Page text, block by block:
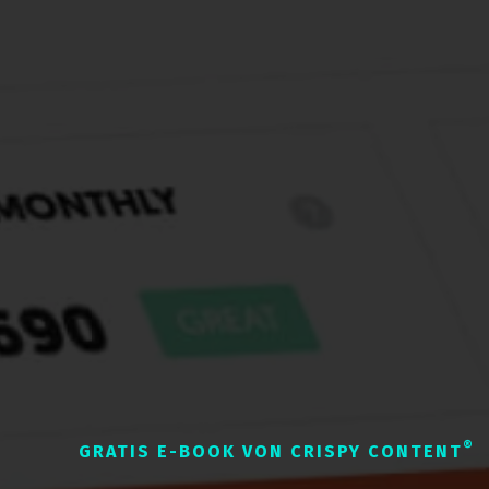
GRATIS E-BOOK VON CRISPY CONTENT ®